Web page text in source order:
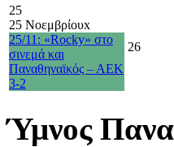
25
25 Νοεμβρίουx
25/11: «Rocky» στο
σινεμά και
Παναθηναϊκός – ΑΕΚ
3-2
26
Ύμνος